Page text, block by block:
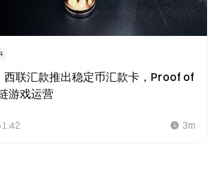
4
西联汇款推出稳定币汇款卡，Proof of
游戏运营
3m